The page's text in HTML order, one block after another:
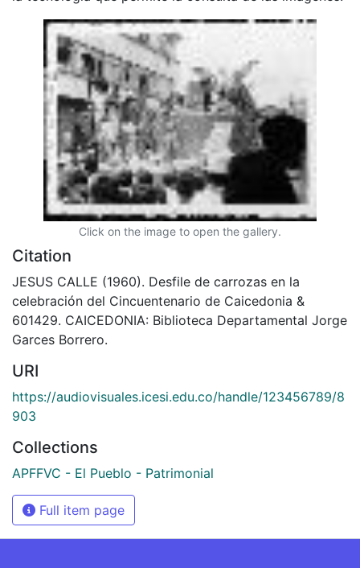
Click on the image to open the gallery.
Citation
JESUS CALLE (1960). Desfile de carrozas en la
celebración del Cincuentenario de Caicedonia &
601429. CAICEDONIA: Biblioteca Departamental Jorge
Garces Borrero.
URI
https://audiovisuales.icesi.edu.co/handle/123456789/8
903
Collections
APFFVC - El Pueblo - Patrimonial
Full item page